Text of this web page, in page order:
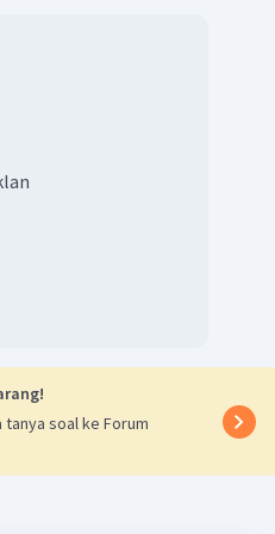
tanya soal ke Forum